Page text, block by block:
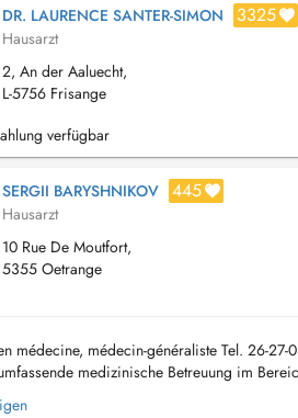
DR. LAURENCE SANTER-SIMON 3325
Hausarzt
2, An der Aaluecht,
L-5756 Frisange
verfügbar
SERGII BARYSHNIKOV 445
Hausarzt
10 Rue De Moutfort,
5355 Oetrange
médecine, médecin-généraliste Tel. 26-27-
medizinische Betreuung im
die sowohl körperliche als auch psychis...